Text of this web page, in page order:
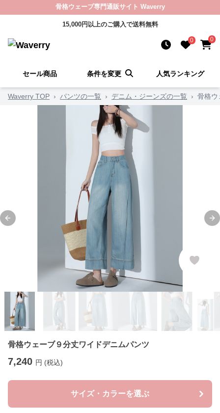
骨格ウェーブ専門通販サイト Waverry
15,000円以上のご購入で送料無料
0 0
セール商品 条件を変更 人気ランキング
Waverry TOP › パンツの一覧 › デニム・ジーンズの一覧 › 骨格ウ
Previous slide
骨格ウェーブ９分丈ワイドデニムパンツ
7,240 円 (税込)
サイズ・カラーを選ぶ